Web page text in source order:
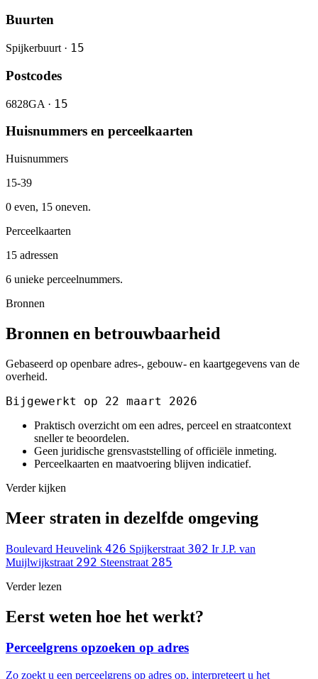
Buurten
Spijkerbuurt · 15
Postcodes
6828GA · 15
Huisnummers en perceelkaarten
Huisnummers
15-39
0 even, 15 oneven.
Perceelkaarten
15 adressen
6 unieke perceelnummers.
Bronnen
Bronnen en betrouwbaarheid
Gebaseerd op openbare adres-, gebouw- en kaartgegevens van de
overheid.
Bijgewerkt op 22 maart 2026
Praktisch overzicht om een adres, perceel en straatcontext
sneller te beoordelen.
Geen juridische grensvaststelling of officiële inmeting.
Perceelkaarten en maatvoering blijven indicatief.
Verder kijken
Meer straten in dezelfde omgeving
Boulevard Heuvelink 426 Spijkerstraat 302 Ir J.P. van
Muijlwijkstraat 292 Steenstraat 285
Verder lezen
Eerst weten hoe het werkt?
Perceelgrens opzoeken op adres
Zo zoekt u een perceelgrens op adres op, interpreteert u het